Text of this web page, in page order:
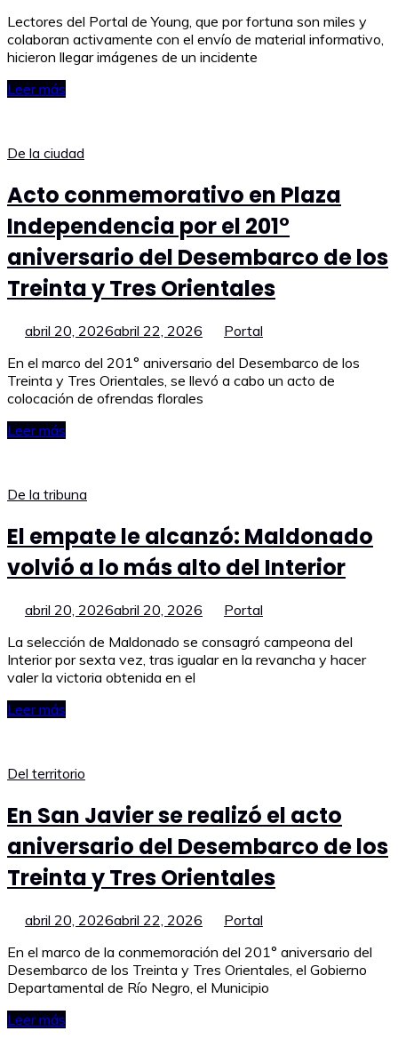
Lectores del Portal de Young, que por fortuna son miles y
colaboran activamente con el envío de material informativo,
hicieron llegar imágenes de un incidente
Leer más
De la ciudad
Acto conmemorativo en Plaza
Independencia por el 201°
aniversario del Desembarco de los
Treinta y Tres Orientales
abril 20, 2026abril 22, 2026
Portal
En el marco del 201° aniversario del Desembarco de los
Treinta y Tres Orientales, se llevó a cabo un acto de
colocación de ofrendas florales
Leer más
De la tribuna
El empate le alcanzó: Maldonado
volvió a lo más alto del Interior
abril 20, 2026abril 20, 2026
Portal
La selección de Maldonado se consagró campeona del
Interior por sexta vez, tras igualar en la revancha y hacer
valer la victoria obtenida en el
Leer más
Del territorio
En San Javier se realizó el acto
aniversario del Desembarco de los
Treinta y Tres Orientales
abril 20, 2026abril 22, 2026
Portal
En el marco de la conmemoración del 201° aniversario del
Desembarco de los Treinta y Tres Orientales, el Gobierno
Departamental de Río Negro, el Municipio
Leer más